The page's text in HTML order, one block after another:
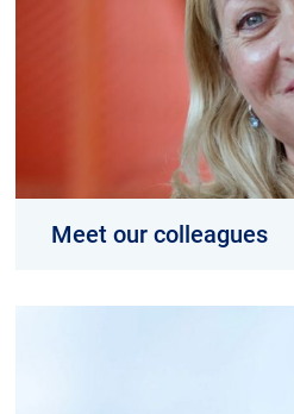
Meet our colleagues